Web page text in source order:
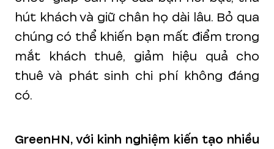
hút khách và giữ chân họ dài lâu. Bỏ qua
chúng có thể khiến bạn mất điểm trong
mắt khách thuê, giảm hiệu quả cho
thuê và phát sinh chi phí không đáng
có.
GreenHN, với kinh nghiệm kiến tạo nhiều